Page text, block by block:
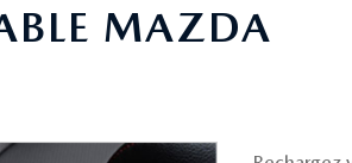
MAZDA